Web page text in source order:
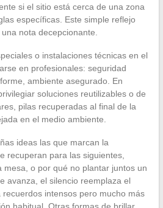
si el sitio está cerca de una zona
específicas. Este simple reflejo
nota decepcionante.
o instalaciones técnicas en el
en profesionales: seguridad
ambiente asegurado. En
soluciones reutilizables o de
pilas recuperadas al final de la
en el medio ambiente.
ideas las que marcan la
recuperan para las siguientes,
mesa, o por qué no plantar juntos un
avanza, el silencio reemplaza el
intensos pero mucho más